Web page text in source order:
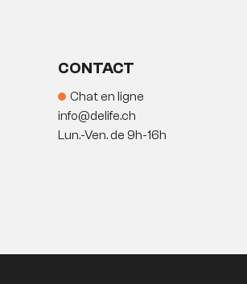
CONTACT
Chat en ligne
info@delife.ch
Lun.-Ven. de 9h-16h